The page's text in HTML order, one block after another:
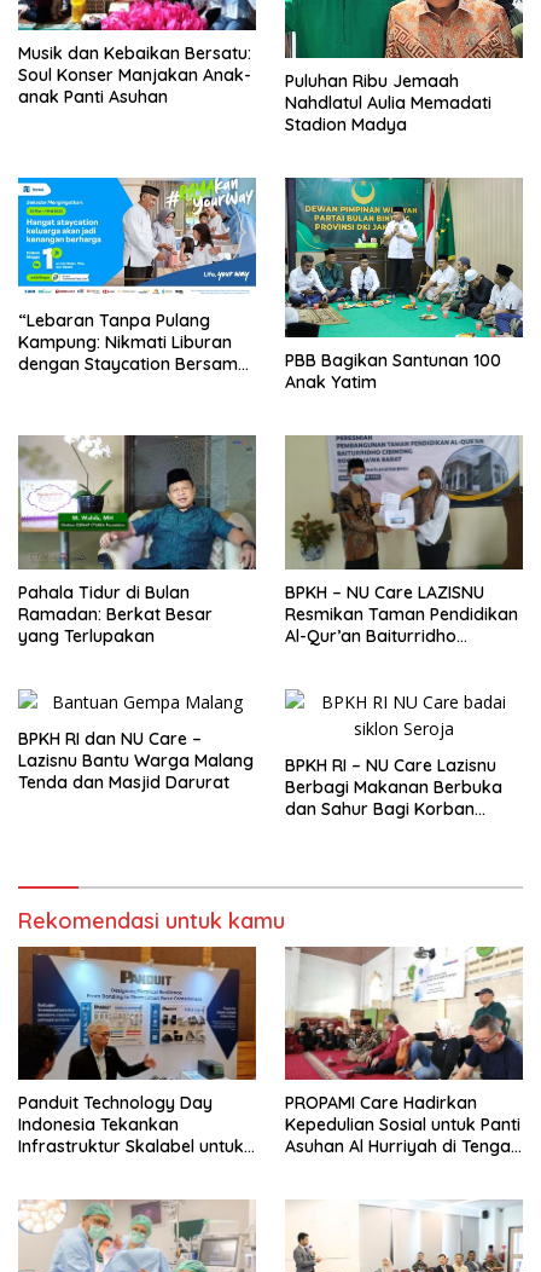
Musik dan Kebaikan Bersatu:
Soul Konser Manjakan Anak-
anak Panti Asuhan
Puluhan Ribu Jemaah
Nahdlatul Aulia Memadati
Stadion Madya
“Lebaran Tanpa Pulang
Kampung: Nikmati Liburan
dengan Staycation Bersama
PBB Bagikan Santunan 100
Anak Yatim
Pahala Tidur di Bulan
Ramadan: Berkat Besar
yang Terlupakan
BPKH – NU Care LAZISNU
Resmikan Taman Pendidikan
Al-Qur’an Baiturridho
Pendidikan dan Dakwah
BPKH RI dan NU Care –
Lazisnu Bantu Warga Malang
Tenda dan Masjid Darurat
BPKH RI – NU Care Lazisnu
Berbagi Makanan Berbuka
dan Sahur Bagi Korban
Rekomendasi untuk kamu
Panduit Technology Day
Indonesia Tekankan
Infrastruktur Skalabel untuk
PROPAMI Care Hadirkan
Kepedulian Sosial untuk Panti
Asuhan Al Hurriyah di Tengah